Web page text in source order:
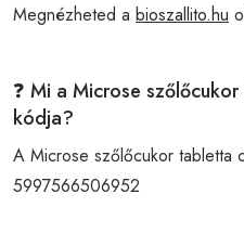
Megnézheted a bioszallito.hu
❓ Mi a Microse
kódja?
A Microse szőlőcukor tabletta
5997566506952